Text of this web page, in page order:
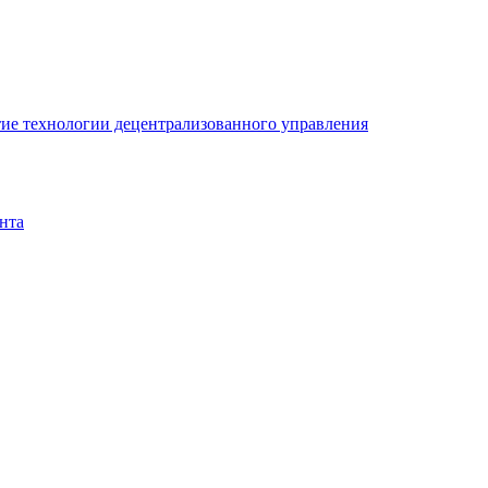
децентрализованного управления